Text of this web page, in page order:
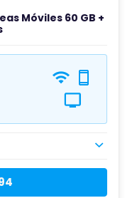
Móviles 60 GB +